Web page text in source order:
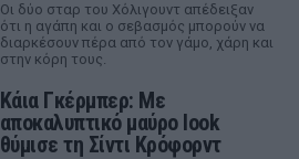
Οι δύο σταρ του Χόλιγουντ απέδειξαν
ότι η αγάπη και ο σεβασμός μπορούν να
διαρκέσουν πέρα από τον γάμο, χάρη και
στην κόρη τους.
Κάια Γκέρμπερ: Με
αποκαλυπτικό μαύρο look
θύμισε τη Σίντι Κρόφορντ